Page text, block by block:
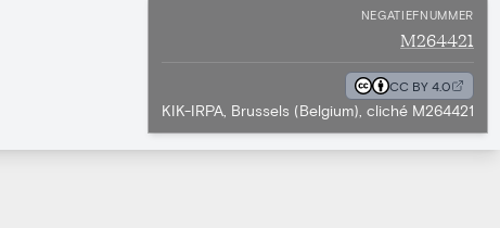
NEGATIEFNUMMER
M264421
CC BY 4.0
KIK-IRPA, Brussels (Belgium), cliché M264421